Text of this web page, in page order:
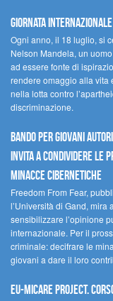
Giornata
Ogni anno, il 18 luglio, si
Nelson Mandela, un
ad essere fonte di
rendere omaggio alla vita
nella lotta contro
discriminazione.
Bando per giovani
invita a condividere le
minacce cibernetiche
Freedom From Fear,
l’Università di Gand, mira
sensibilizzare l’opinione
internazionale. Per il
criminale: decifrare le
giovani a dare il loro
EU-MiCare Project.